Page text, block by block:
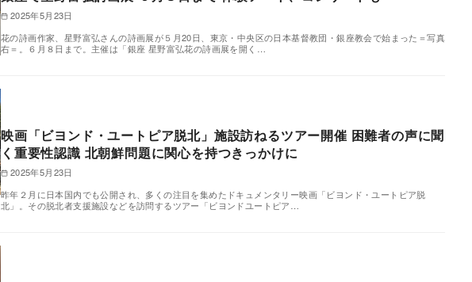
2025年5月23日
花の詩画作家、星野富弘さんの詩画展が５月20日、東京・中央区の日本基督教団・銀座教会で始まった＝写真
右＝。６月８日まで。主催は「銀座 星野富弘花の詩画展を開く…
映画「ビヨンド・ユートピア脱北」施設訪ねるツアー開催 困難者の声に聞
く重要性認識 北朝鮮問題に関心を持つきっかけに
2025年5月23日
昨年２月に日本国内でも公開され、多くの注目を集めたドキュメンタリー映画「ビヨンド・ユートピア脱
北」。その脱北者支援施設などを訪問するツアー「ビヨンドユートピア…